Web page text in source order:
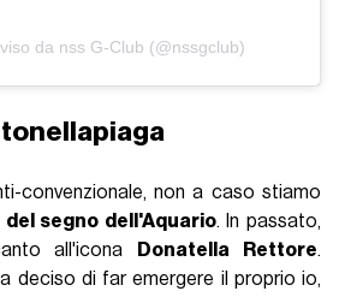
da nss G-Club (@nssgclub)
convenzionale, non a caso stiamo
del segno dell'Aquario. In passato,
all'icona
Donatella Rettore.
deciso di far emergere il proprio io,